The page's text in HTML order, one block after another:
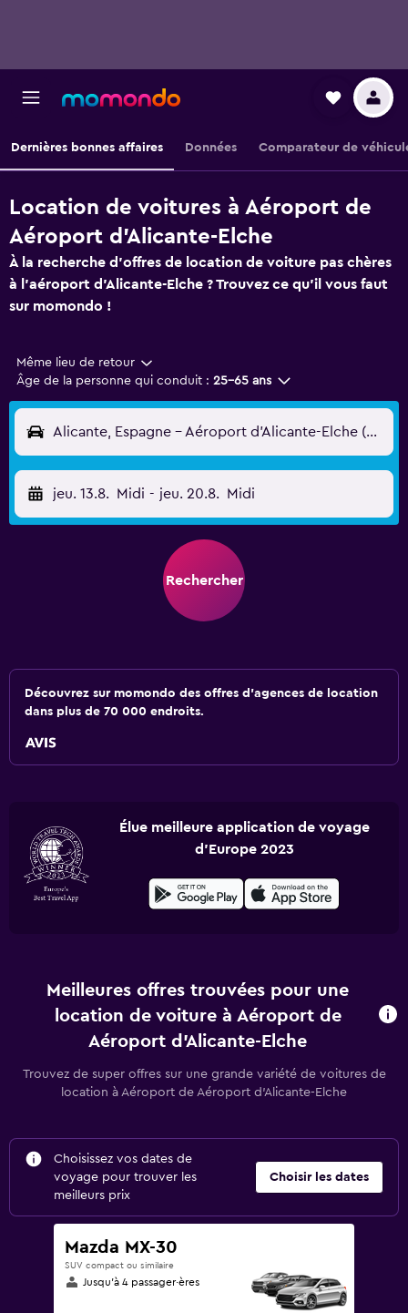
Dernières bonnes affaires Données Comparateur de
Location de voitures à Aéroport de
Aéroport d'Alicante-Elche
À la recherche d'offres de location de voiture pas chères
à l'aéroport d'Alicante-Elche ? Trouvez ce qu'il vous faut
sur momondo !
Même lieu de retour
Âge de la personne qui conduit : 25-65 ans
Alicante, Espagne - Aéroport d'Alicante-Elche (ALC)
jeu. 13.8. Midi - jeu. 20.8. Midi
Rechercher
Découvrez sur momondo des offres d'agences de location
dans plus de 70 000 endroits.
Élue meilleure application de voyage
d'Europe 2023
Meilleures offres trouvées pour une
location de voiture à Aéroport de
Aéroport d'Alicante-Elche
Trouvez de super offres sur une grande variété de voitures de
location à Aéroport de Aéroport d'Alicante-Elche
Choisissez vos dates de
voyage pour trouver les
meilleurs prix
Choisir les dates
Mazda MX-30
SUV compact ou similaire
Jusqu’à 4 passager·ères